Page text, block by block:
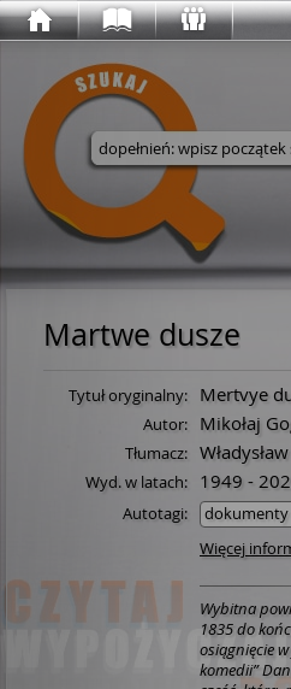
Wyszukaj w
Martwe dusze
Tytuł oryginalny: Mertvye
Autor: Mikołaj
Tłumacz:
Wyd. w latach: 1949 -
Autotagi: dokumenty
Więcej
Wybitna
1835 do
osiągnięcie
komedii”